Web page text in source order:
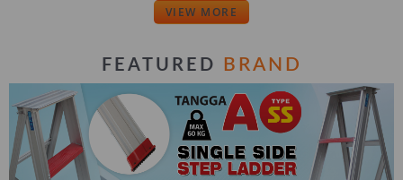
VIEW MORE
FEATURED BRAND